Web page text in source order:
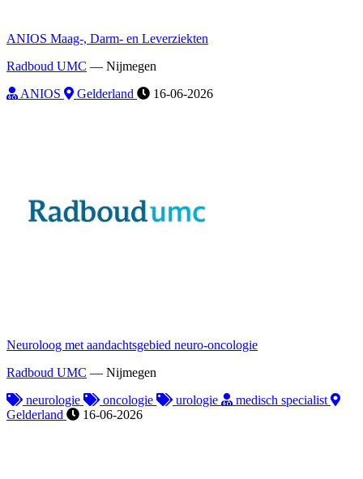
ANIOS Maag-, Darm- en Leverziekten
Radboud UMC — Nijmegen
ANIOS
Gelderland 16-06-2026
Neuroloog met aandachtsgebied neuro-oncologie
Radboud UMC — Nijmegen
neurologie
oncologie urologie
medisch specialist
Gelderland
16-06-2026